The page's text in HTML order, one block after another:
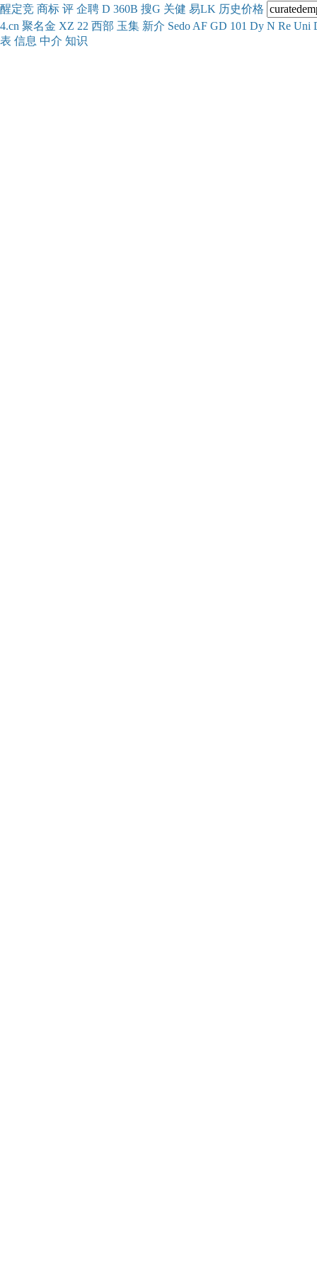
醒定竞 商标 评 企聘 D 360B 搜G 关健 易LK 历史价格
4.cn 聚名金 XZ 22 西部 玉集 新介 Sedo AF GD 101 Dy N Re Uni
表 信息 中介 知识